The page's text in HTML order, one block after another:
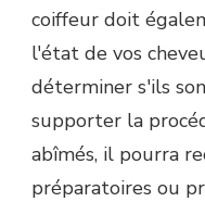
coiffeur doit
l'état de vos
déterminer s'ils
supporter la
abîmés, il pourra
préparatoires ou